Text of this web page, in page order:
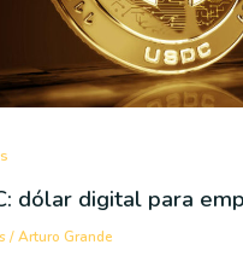
dólar digital para
/Arturo Grande